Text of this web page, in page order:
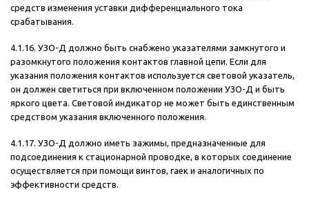
средств изменения уставки дифференциального тока
срабатывания.
4.1.16. УЗО-Д должно быть снабжено указателями замкнутого и
разомкнутого положения контактов главной цепи. Если для
указания положения контактов используется световой указатель,
он должен светиться при включенном положении УЗО-Д и быть
яркого цвета. Световой индикатор не может быть единственным
средством указания включенного положения.
4.1.17. УЗО-Д должно иметь зажимы, предназначенные для
подсоединения к стационарной проводке, в которых соединение
осуществляется при помощи винтов, гаек и аналогичных по
эффективности средств.